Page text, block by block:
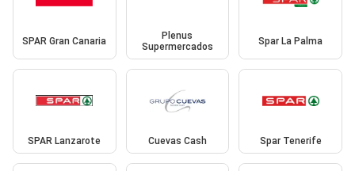
SPAR Gran Canaria
Plenus
Supermercados
Spar La Palma
SPAR Lanzarote Cuevas Cash Spar Tenerife